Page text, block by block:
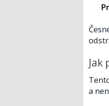
Jak
a